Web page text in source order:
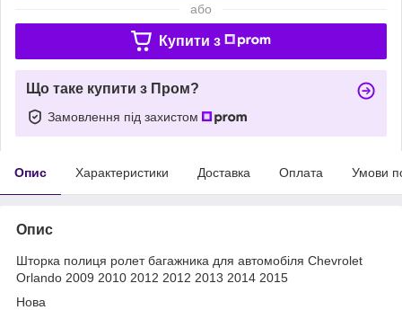
або
Купити з
Що таке купити з Пром?
Замовлення під захистом
Опис Характеристики Доставка Оплата Умови
Опис
Шторка полиця ролет багажника для автомобіля Chevrolet
Orlando 2009 2010 2012 2012 2013 2014 2015
Нова